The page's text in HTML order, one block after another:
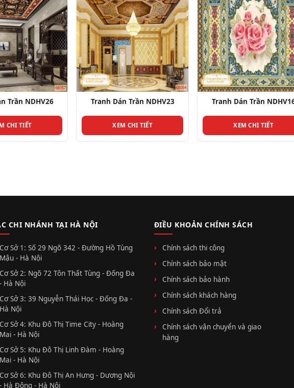
Trần NDHV23
CHI TIẾT
Tranh Dán Trần NDHV16
XEM CHI TIẾT
Tranh Dán Trần NDHV7
XEM CHI TIẾT
CHI NHÁNH TẠI HÀ NỘI
Cơ Sở 1: Số 29 Ngõ 342 - Đường Hồ Tùng
Mậu - Hà Nội
Cơ Sở 2: Ngõ 72 Tôn Thất Tùng - Đống Đa
- Hà Nội
Cơ Sở 3: 39 Nguyễn Thái Học - Đống Đa -
Hà Nội
Cơ Sở 4: Khu Đô Thị Time City - Hoàng
Mai - Hà Nội
Cơ Sở 5: Khu Đô Thị Linh Đàm - Hoàng
Mai - Hà Nội
Cơ Sở 6: Khu Đô Thị An Hưng - Dương Nội
- Hà Đông - Hà Nội
ĐIỀU KHOẢN CHÍNH SÁCH
Chính sách thi công
Chính sách bảo mật
Chính sách bảo hành
Chính sách khách hàng
Chính sách Đổi trả
Chính sách vận chuyển và giao
hàng